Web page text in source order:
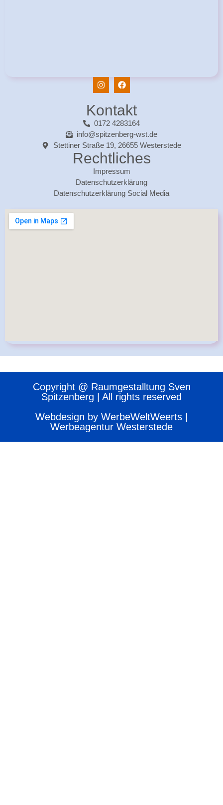
Kontakt
0172 4283164
info@spitzenberg-wst.de
Stettiner Straße 19, 26655 Westerstede
Rechtliches
Impressum
Datenschutzerklärung
Datenschutzerklärung Social Media
Copyright @ Raumgestalltung Sven
Spitzenberg | All rights reserved
Webdesign by WerbeWeltWeerts |
Werbeagentur Westerstede